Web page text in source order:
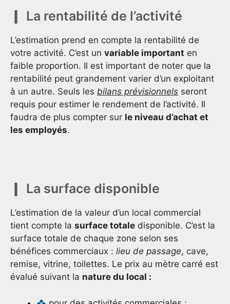
La rentabilité de l’activité
L’estimation prend en compte la rentabilité de
votre activité. C’est un variable important en
faible proportion. Il est important de noter que la
rentabilité peut grandement varier d’un exploitant
à un autre. Seuls les bilans prévisionnels seront
requis pour estimer le rendement de l’activité. Il
faudra de plus compter sur le niveau d’achat et
les employés.
La surface disponible
L’estimation de la valeur d’un local commercial
tient compte la surface totale disponible. C’est la
surface totale de chaque zone selon ses
bénéfices commerciaux : lieu de passage, cave,
remise, vitrine, toilettes. Le prix au mètre carré est
évalué suivant la nature du local :